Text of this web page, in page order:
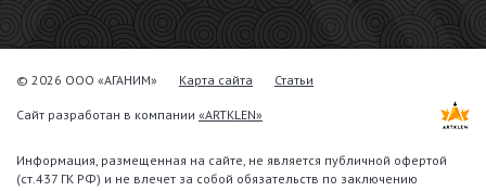
© 2026 ООО «АГАНИМ» Карта сайта Статьи
Сайт разработан в компании «ARTKLEN»
Информация, размещенная на сайте, не является публичной офертой
(ст.437 ГК РФ) и не влечет за собой обязательств по заключению